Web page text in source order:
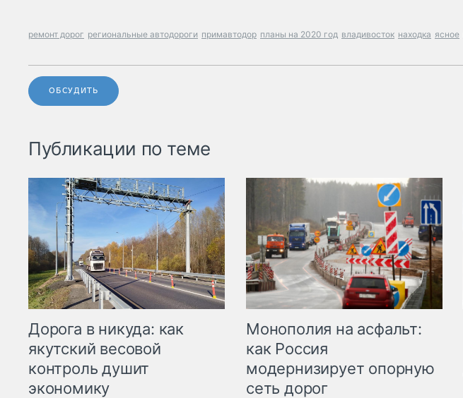
ремонт дорог региональные автодороги примавтодор планы на 2020 год владивосток находка ясное
ОБСУДИТЬ
Публикации по теме
Дорога в никуда: как
якутский весовой
контроль душит
экономику
Монополия на асфальт:
как Россия
модернизирует опорную
сеть дорог